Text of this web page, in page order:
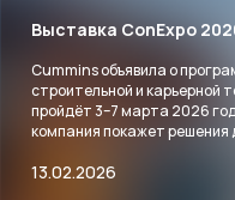
Выставка ConExpo
Cummins объявила о
строительной и карьерной
пройдёт 3–7 марта 2026
компания покажет решения
13.02.2026